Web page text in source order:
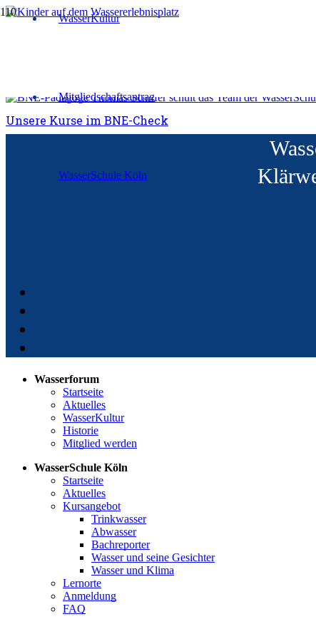
WasserKultur
Mitgliedschaftsantrag
WasserSchule Köln
Unsere Kurse im BNE-Check
Wasserforum
Startseite
Aktuelles
WasserKultur
Historie
Mitglied werden
WasserSchule Köln
Startseite
Aktuelles
Kursangebot
Trinkwasser
Abwasser
Bachreporter
Wasser und seine Gesichter
Wasser und Klima
Lernorte
Anmeldung
FAQ